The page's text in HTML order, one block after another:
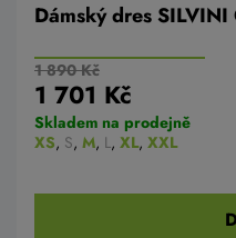
Dámský dres
1 890 Kč
1 701 Kč
Skladem na prodejně
XS, S, M, L, XL, XXL